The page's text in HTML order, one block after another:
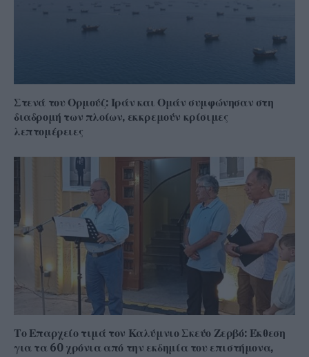
Στενά του Ορμούζ: Ιράν και Ομάν συμφώνησαν στη
διαδρομή των πλοίων, εκκρεμούν κρίσιμες
λεπτομέρειες
Το Επαρχείο τιμά τον Καλύμνιο Σκεύο Ζερβό: Έκθεση
για τα 60 χρόνια από την εκδημία του επιστήμονα,